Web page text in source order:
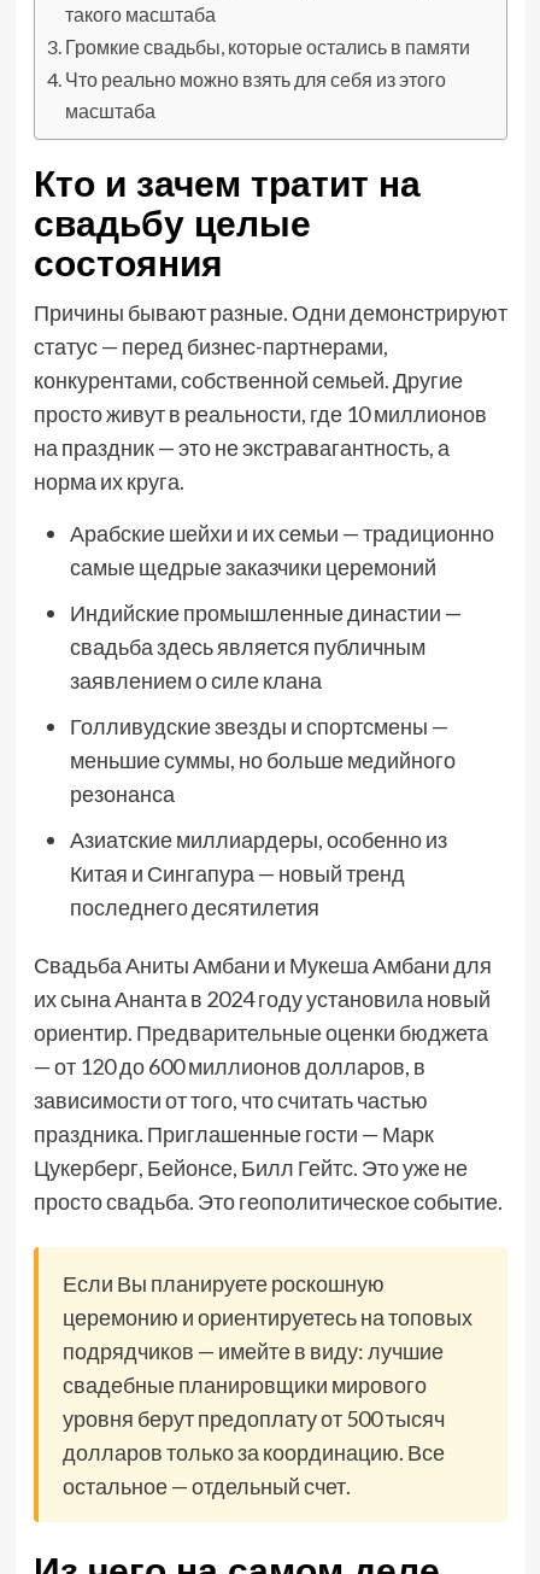
такого масштаба
Громкие свадьбы, которые остались в памяти
Что реально можно взять для себя из этого
масштаба
Кто и зачем тратит на
свадьбу целые
состояния
Причины бывают разные. Одни демонстрируют
статус — перед бизнес-партнерами,
конкурентами, собственной семьей. Другие
просто живут в реальности, где 10 миллионов
на праздник — это не экстравагантность, а
норма их круга.
Арабские шейхи и их семьи — традиционно
самые щедрые заказчики церемоний
Индийские промышленные династии —
свадьба здесь является публичным
заявлением о силе клана
Голливудские звезды и спортсмены —
меньшие суммы, но больше медийного
резонанса
Азиатские миллиардеры, особенно из
Китая и Сингапура — новый тренд
последнего десятилетия
Свадьба Аниты Амбани и Мукеша Амбани для
их сына Ананта в 2024 году установила новый
ориентир. Предварительные оценки бюджета
— от 120 до 600 миллионов долларов, в
зависимости от того, что считать частью
праздника. Приглашенные гости — Марк
Цукерберг, Бейонсе, Билл Гейтс. Это уже не
просто свадьба. Это геополитическое событие.
Если Вы планируете роскошную
церемонию и ориентируетесь на топовых
подрядчиков — имейте в виду: лучшие
свадебные планировщики мирового
уровня берут предоплату от 500 тысяч
долларов только за координацию. Все
остальное — отдельный счет.